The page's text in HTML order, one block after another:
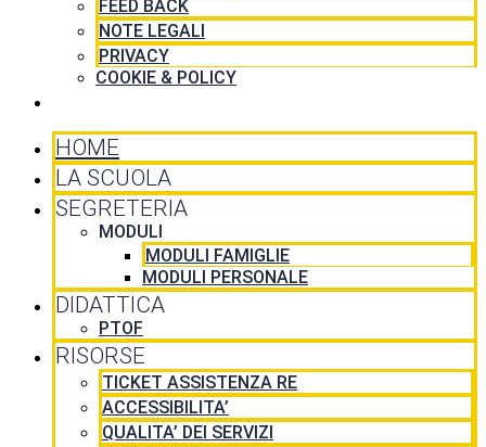
FEED BACK
NOTE LEGALI
PRIVACY
COOKIE & POLICY
HOME
LA SCUOLA
SEGRETERIA
MODULI
MODULI FAMIGLIE
MODULI PERSONALE
DIDATTICA
PTOF
RISORSE
TICKET ASSISTENZA RE
ACCESSIBILITA’
QUALITA’ DEI SERVIZI